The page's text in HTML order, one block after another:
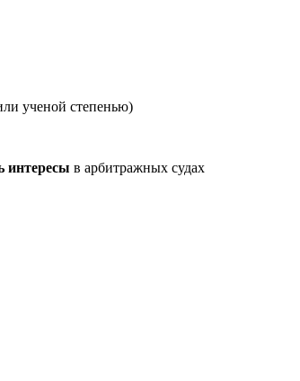
ученой степенью)
интересы в арбитражных судах